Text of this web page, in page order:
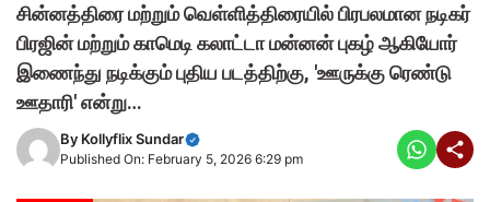
சின்னத்திரை மற்றும் வெள்ளித்திரையில் பிரபலமான நடிகர்
பிரஜின் மற்றும் காமெடி கலாட்டா மன்னன் புகழ் ஆகியோர்
இணைந்து நடிக்கும் புதிய படத்திற்கு, 'ஊருக்கு ரெண்டு
ஊதாரி' என்று…
By Kollyflix Sundar
Published On: February 5, 2026 6:29 pm